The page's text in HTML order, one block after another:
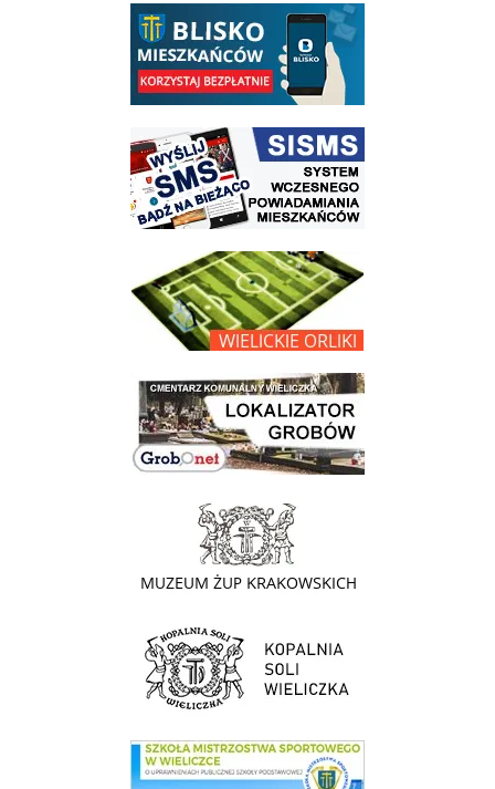
link do opisu aplikacji - BLISKO, Gmina Wieliczka w aplikacji Blisko
link do strony systemu wczesnego ostrzegania mieszkańców SISMS
link do opisu projektu Wielickie Orliki
link do lokalizatora grobów na wielickim cmentarzu - grobnet
link do strony - Muzeum Żup Krakowskich Wieliczka
link do strony Kopalni Soli Wieliczka
link do SMS Wieliczka